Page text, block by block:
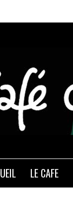
LE CAFE